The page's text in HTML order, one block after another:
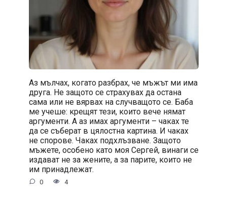
Аз мълчах, когато разбрах, че мъжът ми има
друга. Не защото се страхувах да остана
сама или не вярвах на случващото се. Баба
ме учеше: крещят тези, които вече нямат
аргументи. А аз имах аргументи – чаках те
да се съберат в цялостна картина. И чаках
не спорове. Чаках подхлъзване. Защото
мъжете, особено като моя Сергей, винаги се
издават не за жените, а за парите, които не
им принадлежат.
0 4